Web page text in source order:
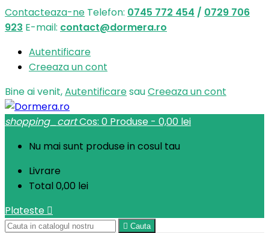
Contacteaza-ne Telefon: 0745 772 454 / 0729 706
923 E-mail: contact@dormera.ro
Autentificare
Creeaza un cont
Bine ai venit,AutentificaresauCreeaza un cont
shopping_cartCos: 0 Produse - 0,00 lei
Nu mai sunt produse in cosul tau
Livrare
Total0,00 lei
Plateste 
 Cauta